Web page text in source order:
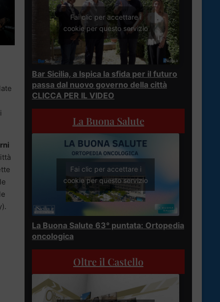
Fai clic per accettare i
cookie per questo servizio
Bar Sicilia, a Ispica la sfida per il futuro
passa dal nuovo governo della città
CLICCA PER IL VIDEO
La Buona Salute
Fai clic per accettare i
cookie per questo servizio
La Buona Salute 63° puntata: Ortopedia
oncologica
Oltre il Castello